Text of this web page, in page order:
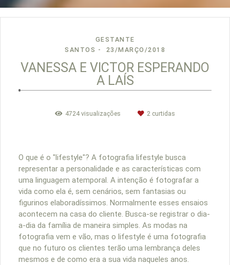
GESTANTE
SANTOS
23/MARÇO/2018
VANESSA E VICTOR ESPERANDO
A LAÍS
4724visualizações 2 curtidas
O que é o "lifestyle"? A fotografia lifestyle busca
representar a personalidade e as características com
uma linguagem atemporal. A intenção é fotografar a
vida como ela é, sem cenários, sem fantasias ou
figurinos elaboradíssimos. Normalmente esses ensaios
acontecem na casa do cliente. Busca-se registrar o dia-
a-dia da família de maneira simples. As modas na
fotografia vem e vão, mas o lifestyle é uma fotografia
que no futuro os clientes terão uma lembrança deles
mesmos e de como era a sua vida naqueles anos.